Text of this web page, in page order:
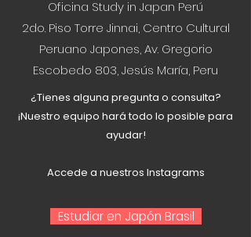
Oficina Study in Japan Perú
2do. Piso Torre Jinnai, Centro Cultural
Peruano Japones, Av. Gregorio
Escobedo 803, Jesús María, Peru
¿Tienes alguna pregunta o consulta?
¡Nuestro equipo hará todo lo posible para
ayudar!
Accede a nuestros Instagrams
Estudiar en Japón Brasil